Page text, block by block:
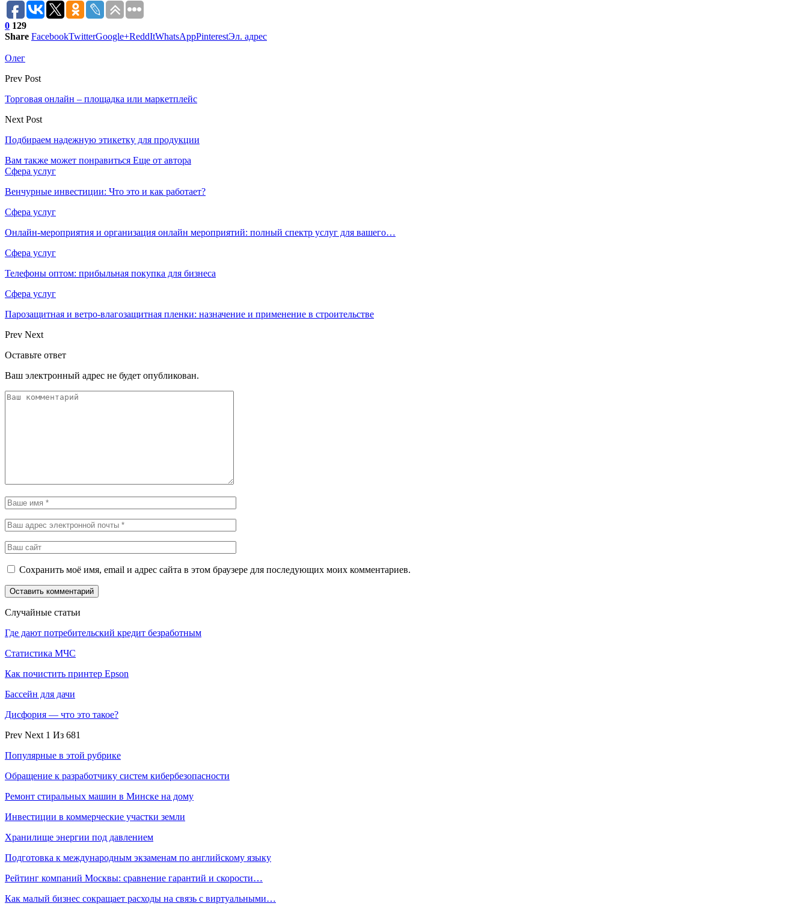
0 129
Share FacebookTwitterGoogle+ReddItWhatsAppPinterestЭл. адрес
Олег
Prev Post
Торговая онлайн – площадка или маркетплейс
Next Post
Подбираем надежную этикетку для продукции
Вам также может понравиться Еще от автора
Сфера услуг
Венчурные инвестиции: Что это и как работает?
Сфера услуг
Онлайн-мероприятия и организация онлайн мероприятий: полный спектр услуг для вашего…
Сфера услуг
Телефоны оптом: прибыльная покупка для бизнеса
Сфера услуг
Парозащитная и ветро-влагозащитная пленки: назначение и применение в строительстве
Prev Next
Оставьте ответ
Ваш электронный адрес не будет опубликован.
Сохранить моё имя, email и адрес сайта в этом браузере для последующих моих комментариев.
Случайные статьи
Где дают потребительский кредит безработным
Статистика МЧС
Как почистить принтер Epson
Бассейн для дачи
Дисфория — что это такое?
Prev Next 1 Из 681
Популярные в этой рубрике
Обращение к разработчику систем кибербезопасности
Ремонт стиральных машин в Минске на дому
Инвестиции в коммерческие участки земли
Хранилище энергии под давлением
Подготовка к международным экзаменам по английскому языку
Рейтинг компаний Москвы: сравнение гарантий и скорости…
Как малый бизнес сокращает расходы на связь с виртуальными…